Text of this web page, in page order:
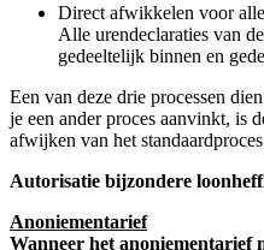
Direct afwikkelen voor
Alle urendeclaraties van
gedeeltelijk binnen en
Een van deze drie processen
je een ander proces aanvinkt, is
afwijken van het
Autorisatie bijzondere
Anoniementarief
Wanneer het anoniementarief